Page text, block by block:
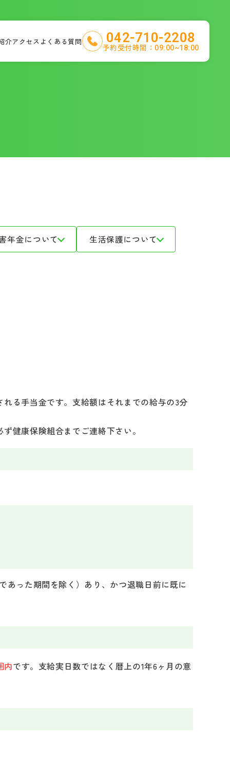
介アクセス よくある質問 042-710-2208
予約受付時間： 09:00~18:00
年金について 生活保護について
る手当金です。支給額はそれまでの給与の3分
健康保険組合までご連絡下さい。
あった期間を除く）あり、かつ退職日前に既に
内です。支給実日数ではなく暦上の1年6ヶ月の意